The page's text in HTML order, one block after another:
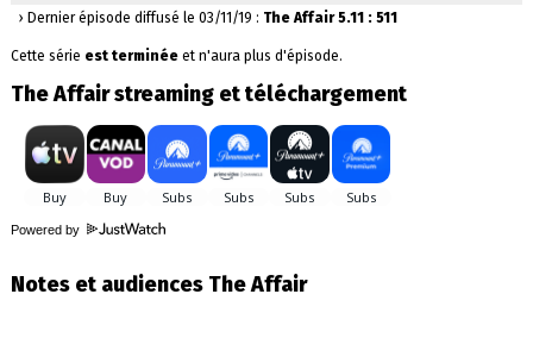
› Dernier épisode diffusé le 03/11/19 : The Affair 5.11 : 511
Cette série est terminéeet n'aura plus d'épisode.
The Affair streaming et téléchargement
Powered by
Notes et audiences The Affair